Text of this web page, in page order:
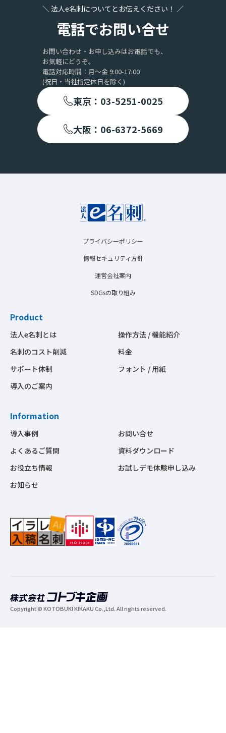
＼ 法人e名刺についてとお伝えください！ ／
電話でお問い合せ
お問い合わせ・お申し込みはお電話でも、
お気軽にどうぞ。
電話対応時間：月〜金 9:00-17:00
(祝日・当社指定休日を除く)
東京：03-5251-0025
大阪：06-6372-5669
プライバシーポリシー
情報セキュリティ方針
運営会社案内
SDGsの取り組み
Product
法人e名刺とは
名刺のコスト削減
サポート体制
導入のご案内
操作方法 / 機能紹介
料金
フォント / 用紙
Information
導入事例
よくあるご質問
お役立ち情報
お知らせ
お問い合せ
資料ダウンロード
お試しデモ体験申し込み
Copyright © KOTOBUKI KIKAKU Co.,Ltd. All rights reserved.